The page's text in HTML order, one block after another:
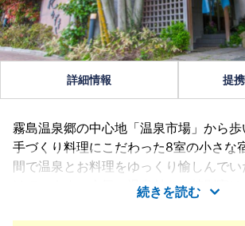
詳細情報 提
霧島温泉郷の中心地「温泉市場」から歩
手づくり料理にこだわった8室の小さな
間で温泉とお料理をゆっくり愉しんで
けています。人気の温泉付きの特別室は
日にも選ばれる、女性に喜こばれる宿で
続きを読む